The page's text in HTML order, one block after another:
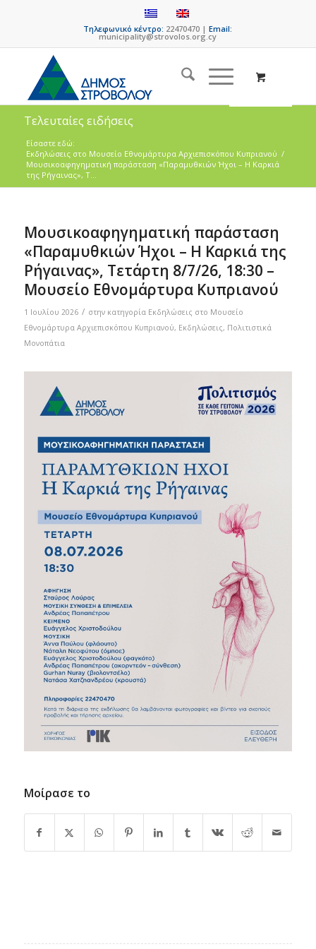
Τηλεφωνικό κέντρο: 22470470 |Email:
municipality@strovolos.org.cy
Τελευταίες ειδήσεις
Είσαστε εδώ:
Εκδηλώσεις στο Μουσείο Εθνομάρτυρα Αρχιεπισκόπου Κυπριανού /
Μουσικοαφηγηματική παράσταση «Παραμυθκιών Ήχοι – Η Καρκιά
της Ρήγαινας», Τ...
Μουσικοαφηγηματική παράσταση
«Παραμυθκιών Ήχοι – Η Καρκιά της
Ρήγαινας», Τετάρτη 8/7/26, 18:30 –
Μουσείο Εθνομάρτυρα Κυπριανού
1 Ιουλίου 2026 / στην κατηγορία Εκδηλώσεις στο Μουσείο
Εθνομάρτυρα Αρχιεπισκόπου Κυπριανού, Εκδηλώσεις, Πολιτιστικά
Μονοπάτια
Μοίρασε το